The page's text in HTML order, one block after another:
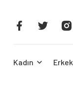
Kadın Erkek